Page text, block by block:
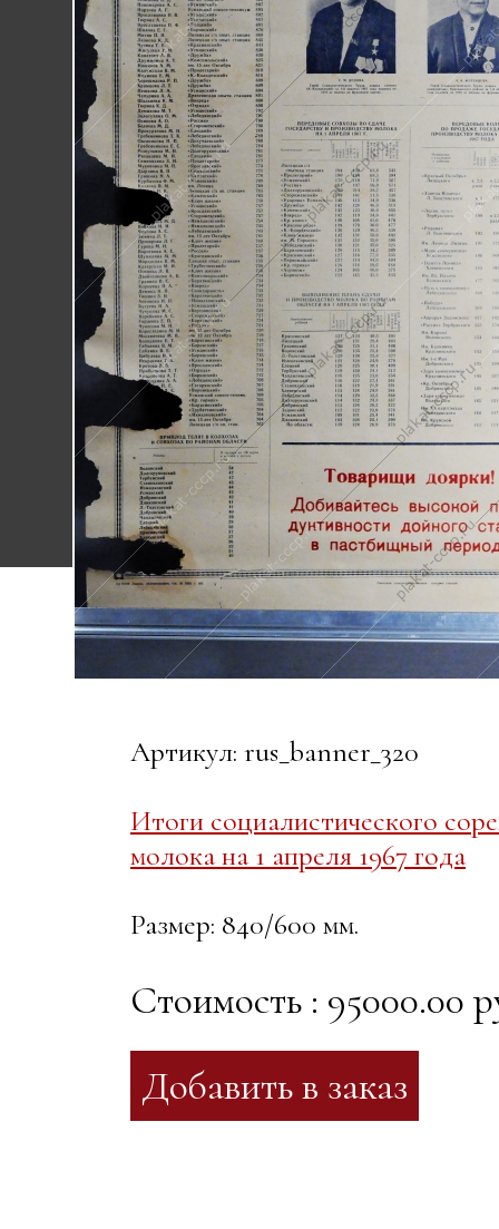
Артикул: rus_banner_320
Итоги социалистического
молока на 1 апреля 1967 года
Размер: 840/600 мм.
Стоимость : 95000.00